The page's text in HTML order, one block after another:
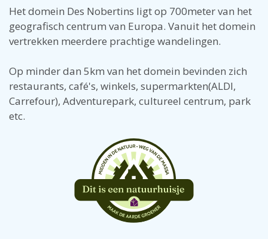
Het domein Des Nobertins ligt op 700meter van het
geografisch centrum van Europa. Vanuit het domein
vertrekken meerdere prachtige wandelingen.
Op minder dan 5km van het domein bevinden zich
restaurants, café's, winkels, supermarkten(ALDI,
Carrefour), Adventurepark, cultureel centrum, park
etc.